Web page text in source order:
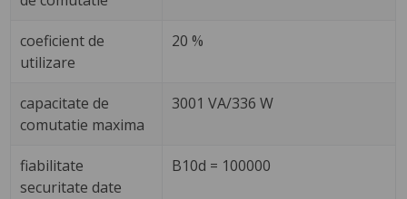
coeficient de
utilizare
20 %
capacitate de
comutatie maxima
3001 VA/336 W
fiabilitate
securitate date
B10d = 100000